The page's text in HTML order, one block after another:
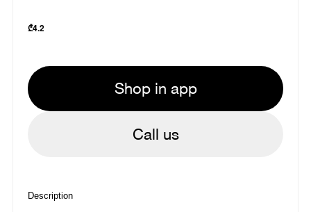
₾4.2
Shop in app
Call us
Description